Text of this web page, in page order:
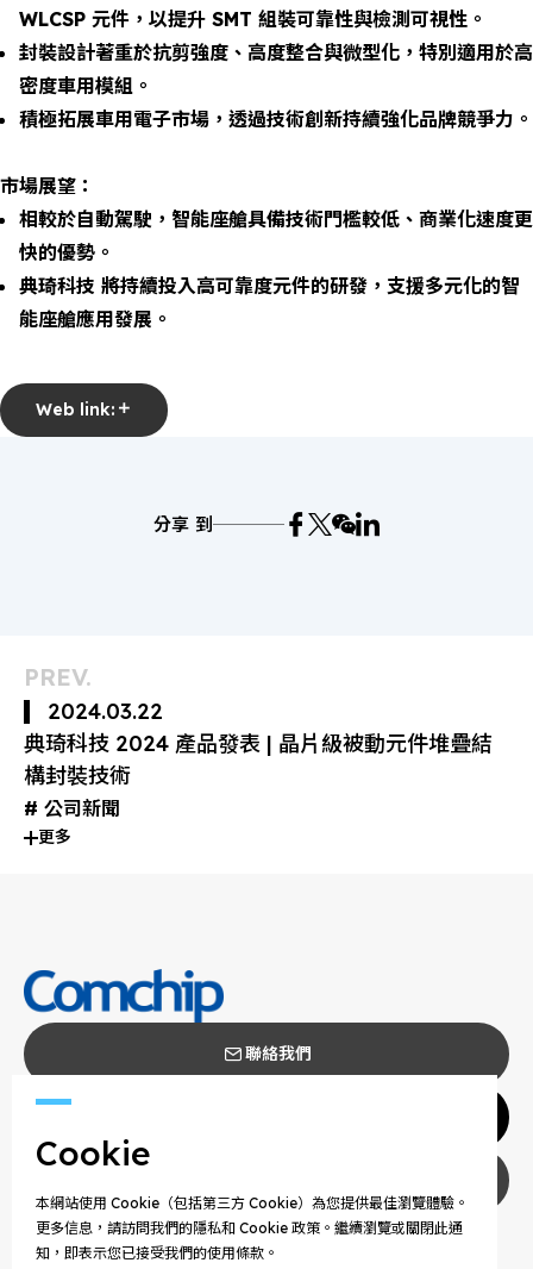
WLCSP 元件，以提升 SMT 組裝可靠性與檢測可視性。
封裝設計著重於抗剪強度、高度整合與微型化，特別適用於高
密度車用模組。
積極拓展車用電子市場，透過技術創新持續強化品牌競爭力。
市場展望：
相較於自動駕駛，智能座艙具備技術門檻較低、商業化速度更
快的優勢。
典琦科技 將持續投入高可靠度元件的研發，支援多元化的智
能座艙應用發展。
Web link:
分享 到
PREV.
2024.03.22
典琦科技 2024 產品發表 | 晶片級被動元件堆疊結
構封裝技術
公司新聞
更多
聯絡我們
COPYRIGHT © 2025 COMCHIP TECHNOLOGY CO.,
Cookie
本網站使用 Cookie（包括第三方 Cookie）為您提供最佳瀏覽體驗。
更多信息，請訪問我們的隱私和 Cookie 政策。繼續瀏覽或關閉此通
知，即表示您已接受我們的使用條款。